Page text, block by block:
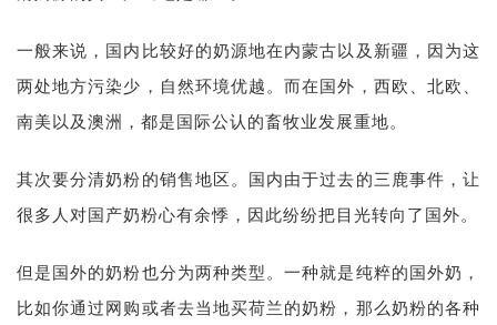
一般来说，国内比较好的奶源地在内蒙古以及新疆，因为这
两处地方污染少，自然环境优越。而在国外，西欧、北欧、
南美以及澳洲，都是国际公认的畜牧业发展重地。
其次要分清奶粉的销售地区。国内由于过去的三鹿事件，让
很多人对国产奶粉心有余悸，因此纷纷把目光转向了国外。
但是国外的奶粉也分为两种类型。一种就是纯粹的国外奶，
比如你通过网购或者去当地买荷兰的奶粉，那么奶粉的各种